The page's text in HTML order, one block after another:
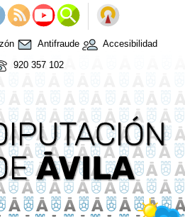
Antifraude
Accesibilidad
920 357 102